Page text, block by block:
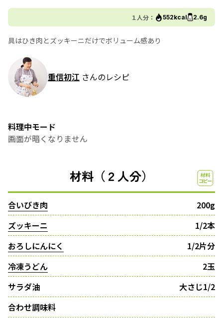
１人分： 552kcal 2.6g
具はひき肉とズッキーニだけでボリューム感あり
重信初江 さんのレシピ
料理中モード
画面が暗くなりません
材料（２人分）
合いびき肉
200g
ズッキーニ
1/2本
おろしにんにく
1/2片分
冷凍うどん
2玉
サラダ油
大さじ1/2
合わせ調味料